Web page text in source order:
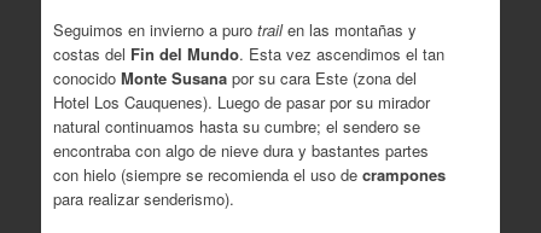
Seguimos en invierno a puro trailen las montañas y
costas del Fin del Mundo. Esta vez ascendimos el tan
conocido Monte Susanapor su cara Este (zona del
Hotel Los Cauquenes). Luego de pasar por su mirador
natural continuamos hasta su cumbre; el sendero se
encontraba con algo de nieve dura y bastantes partes
con hielo (siempre se recomienda el uso de crampones
para realizar senderismo).